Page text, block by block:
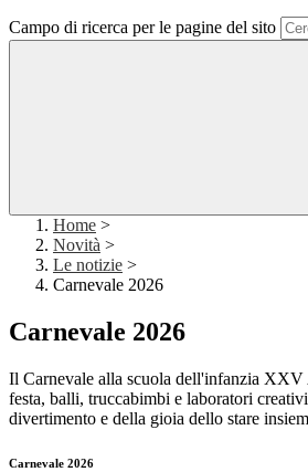
Campo di ricerca per le pagine del sito
Home >
Novità >
Le notizie >
Carnevale 2026
Carnevale 2026
Il Carnevale alla scuola dell'infanzia
festa, balli, truccabimbi e laboratori
divertimento e della gioia dello stare
Carnevale 2026